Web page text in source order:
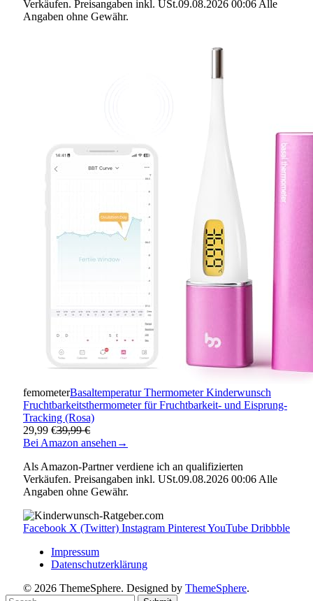
Verkäufen. Preisangaben inkl. USt.09.08.2026 00:06 Alle
Angaben ohne Gewähr.
femometerBasaltemperatur Thermometer Kinderwunsch
Fruchtbarkeitsthermometer für Fruchtbarkeit- und Eisprung-
Tracking (Rosa)
29,99 €39,99 €
Bei Amazon ansehen →
Als Amazon-Partner verdiene ich an qualifizierten
Verkäufen. Preisangaben inkl. USt.09.08.2026 00:06 Alle
Angaben ohne Gewähr.
Facebook X (Twitter) Instagram PinterestYouTube Dribbble
Impressum
Datenschutzerklärung
© 2026 ThemeSphere. Designed by ThemeSphere.